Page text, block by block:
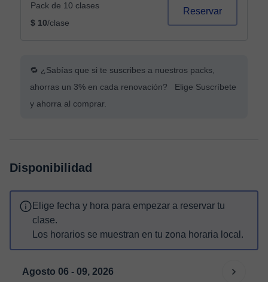
Pack de 10 clases
$ 10/clase
Reservar
🔁 ¿Sabías que si te suscribes a nuestros packs,
ahorras un 3% en cada renovación? Elige Suscríbete
y ahorra al comprar.
Disponibilidad
Elige fecha y hora para empezar a reservar tu
clase.
Los horarios se muestran en tu zona horaria local.
Agosto 06 - 09, 2026